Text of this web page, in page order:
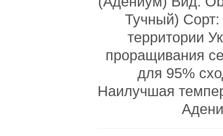
Тучный) Сорт:
территории
проращивания
для 95%
Наилучшая